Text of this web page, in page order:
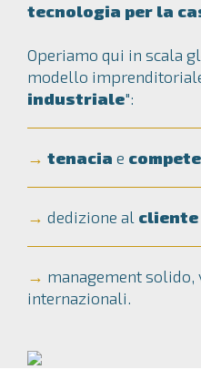
tecnologia per la
Operiamo qui in scala
modello
industriale":
→ tenacia e
→ dedizione al cliente
→ management solido,
internazionali.